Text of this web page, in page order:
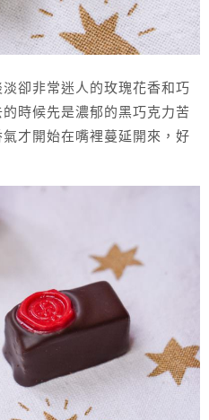
卻非常迷人的玫瑰花香和巧
時候先是濃郁的黑巧克力苦
才開始在嘴裡蔓延開來，好